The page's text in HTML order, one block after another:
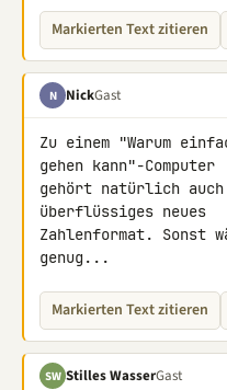
Markierten Text zitieren
N NickGast
Zu einem "Warum
gehen kann"-Computer
gehört natürlich
überflüssiges neues
Zahlenformat. Sonst
genug...
Markierten Text zitieren
SW Stilles WasserGast